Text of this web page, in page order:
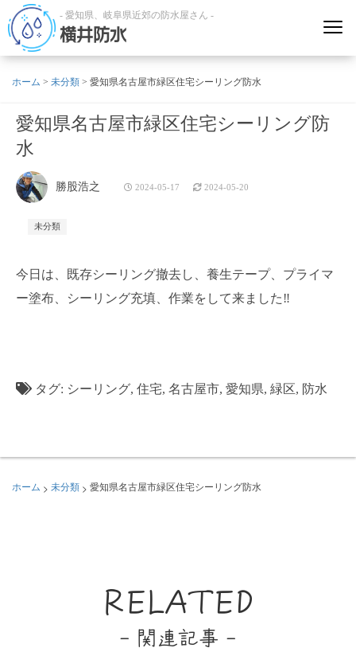
- 愛知県、岐阜県近郊の防水屋さん -
横井防水
ホーム > 未分類 > 愛知県名古屋市緑区住宅シーリング防水
愛知県名古屋市緑区住宅シーリング防
水
勝股浩之 2024-05-17 2024-05-20
未分類
今日は、既存シーリング撤去し、養生テープ、プライマ
ー塗布、シーリング充填、作業をして来ました‼️
タグ: シーリング, 住宅, 名古屋市, 愛知県, 緑区, 防水
ホーム > 未分類 > 愛知県名古屋市緑区住宅シーリング防水
RELATED
- 関連記事 -